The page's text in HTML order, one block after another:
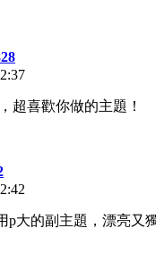
超喜歡你做的主題！
p大的副主題，漂亮又